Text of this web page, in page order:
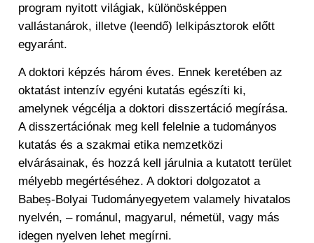
program nyitott világiak, különösképpen
vallástanárok, illetve (leendő) lelkipásztorok előtt
egyaránt.
A doktori képzés három éves. Ennek keretében az
oktatást intenzív egyéni kutatás egészíti ki,
amelynek végcélja a doktori disszertáció megírása.
A disszertációnak meg kell felelnie a tudományos
kutatás és a szakmai etika nemzetközi
elvárásainak, és hozzá kell járulnia a kutatott terület
mélyebb megértéséhez. A doktori dolgozatot a
Babeș-Bolyai Tudományegyetem valamely hivatalos
nyelvén, – románul, magyarul, németül, vagy más
idegen nyelven lehet megírni.